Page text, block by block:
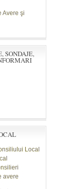
Avere şi
SONDAJE,
Local
avere